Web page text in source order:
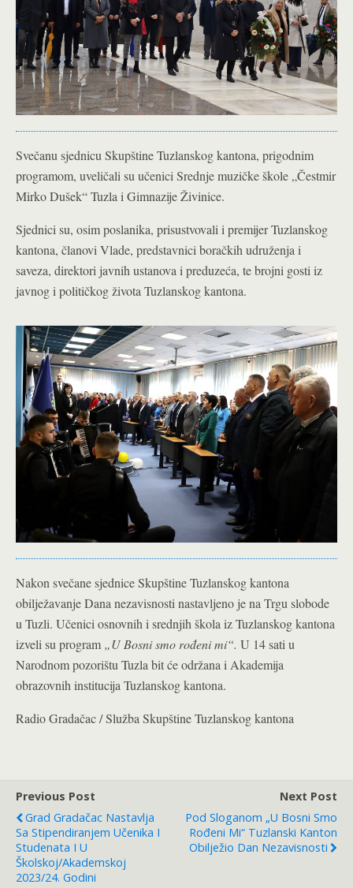
Svečanu sjednicu Skupštine Tuzlanskog kantona, prigodnim
programom, uveličali su učenici Srednje muzičke škole „Čestmir
Mirko Dušek“ Tuzla i Gimnazije Živinice.
Sjednici su, osim poslanika, prisustvovali i premijer Tuzlanskog
kantona, članovi Vlade, predstavnici boračkih udruženja i
saveza, direktori javnih ustanova i preduzeća, te brojni gosti iz
javnog i političkog života Tuzlanskog kantona.
Nakon svečane sjednice Skupštine Tuzlanskog kantona
obilježavanje Dana nezavisnosti nastavljeno je na Trgu slobode
u Tuzli. Učenici osnovnih i srednjih škola iz Tuzlanskog kantona
izveli su program „U Bosni smo rođeni mi“. U 14 sati u
Narodnom pozorištu Tuzla bit će održana i Akademija
obrazovnih institucija Tuzlanskog kantona.
Radio Gradačac / Služba Skupštine Tuzlanskog kantona
Previous Post
Grad Gradačac Nastavlja
Sa Stipendiranjem Učenika I
Studenata I U
Školskoj/akademskoj
2023/24. Godini
Next Post
Pod Sloganom „U Bosni Smo
Rođeni Mi“ Tuzlanski Kanton
Obilježio Dan Nezavisnosti